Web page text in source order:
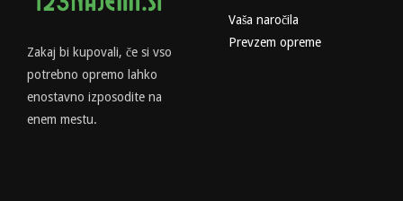
Zakaj bi kupovali, če si vso
potrebno opremo lahko
enostavno izposodite na
enem mestu.
Vaša naročila
Prevzem opreme